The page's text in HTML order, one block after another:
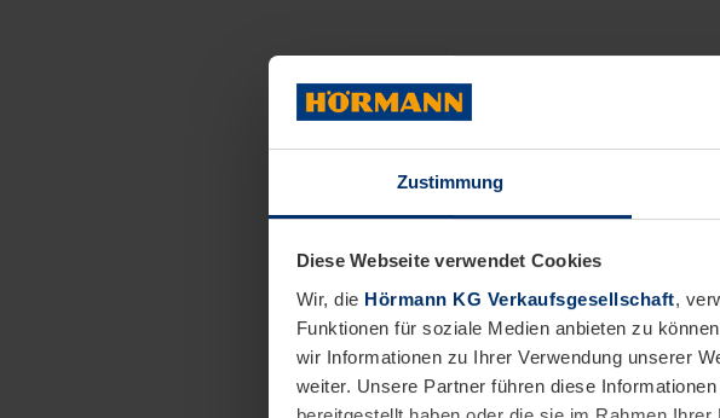
Zustimmung
Diese Webseite verwendet Cookies
Wir, die Hörmann KG Verkaufsgesellschaft,
Funktionen für soziale Medien anbieten zu
wir Informationen zu Ihrer Verwendung unserer
weiter. Unsere Partner führen diese